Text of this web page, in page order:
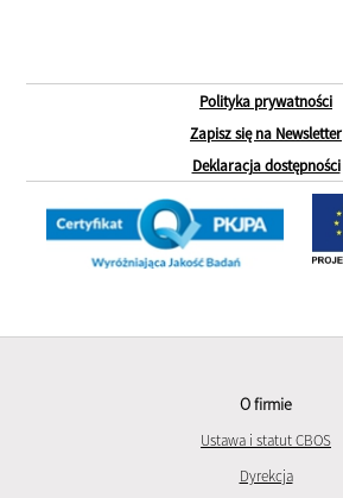
Polityka prywatności
Zapisz się na Newsletter
Deklaracja dostępności
O firmie
Ustawa i statut CBOS
Dyrekcja